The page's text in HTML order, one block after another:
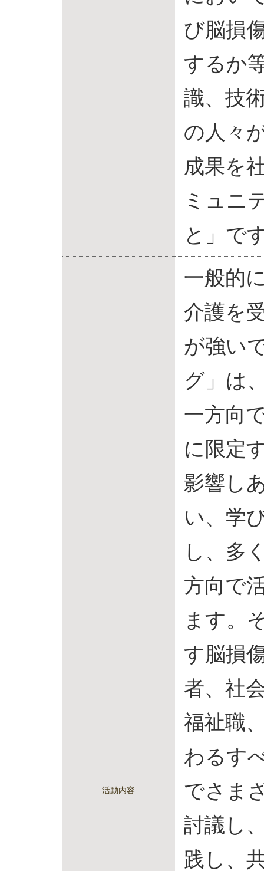
び脳損
するか
識、技
の人々
成果を
ミュニ
と」で
活動内容
一般的
介護を
が強い
グ」は
一方向
に限定
影響し
い、学
し、多
方向で
ます。
す脳損
者、社
福祉職
わるす
でさま
討議し
践し、